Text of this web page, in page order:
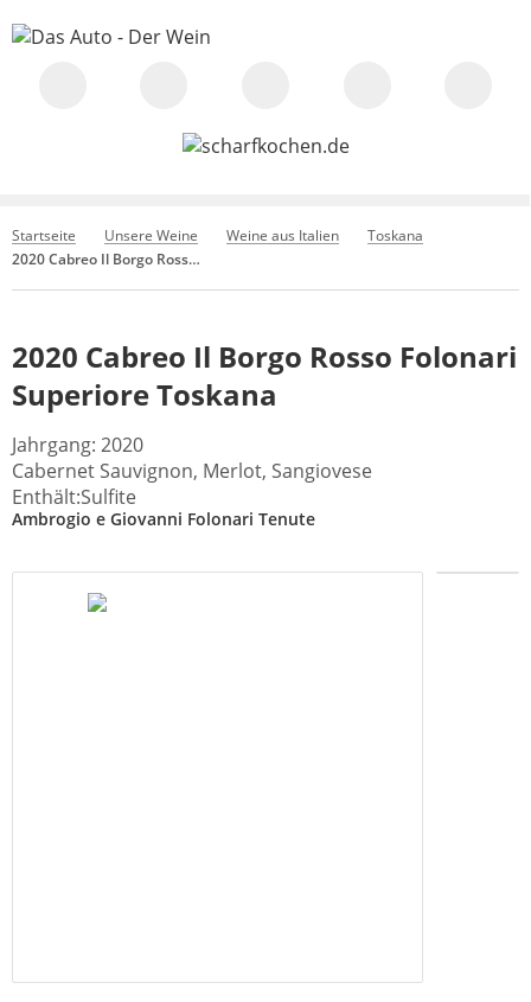
Startseite Unsere Weine Weine aus Italien
Toskana
2020 Cabreo Il Borgo Rosso Folonari Superiore Toskana
2020 Cabreo Il Borgo Rosso Folonari
Superiore Toskana
Jahrgang: 2020
Cabernet Sauvignon, Merlot, Sangiovese
Enthält:Sulfite
Ambrogio e Giovanni Folonari Tenute